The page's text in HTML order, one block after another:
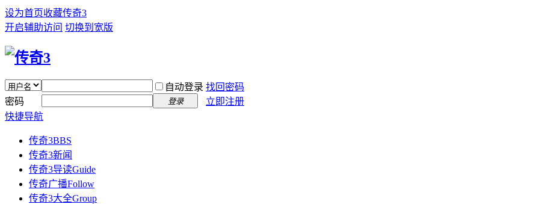
设为首页收藏传奇3
开启辅助访问 切换到宽版
自动登录 找回密码
密码
登录
立即注册
快捷导航
传奇3BBS
传奇3新闻
传奇3导读Guide
传奇广播Follow
传奇3大全Group